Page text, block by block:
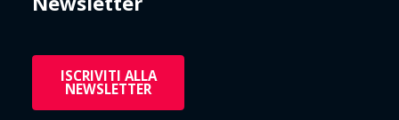
ISCRIVITI ALLA
NEWSLETTER